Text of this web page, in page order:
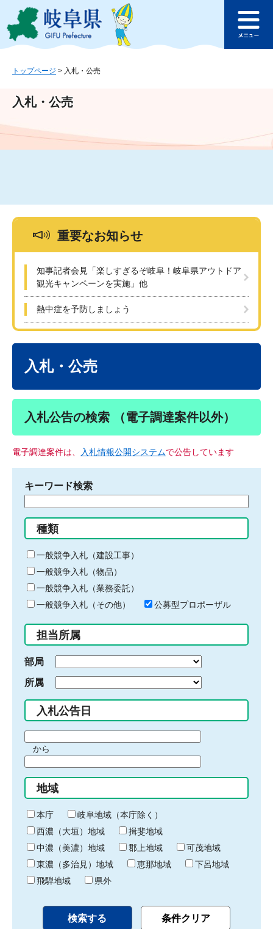
ジ
ュ
文
このページの本文へ
ュ
トップページ > 入札・公売
入札・公売
重要なお知らせ
知事記者会見「楽しすぎるぞ岐阜！岐阜県アウトドア
観光キャンペーンを実施」他
熱中症を予防しましょう
入札・公売
入札公告の検索 （電子調達案件以外）
電子調達案件は、 入札情報公開システムで公告しています
キーワード検索
る
キ
ー
ワ
ー
ド
入
力
種類
一般競争入札（建設工事）
一般競争入札（物品）
一般競争入札（業務委託）
一般競争入札（その他）
公募型プロポーザル
担当所属
部局
所属
入札公告日
間
始
り
から
間
終
わ
り
地域
本庁
岐阜地域（本庁除く）
西濃（大垣）地域
揖斐地域
中濃（美濃）地域
郡上地域
可茂地域
東濃（多治見）地域
恵那地域
下呂地域
飛騨地域
県外